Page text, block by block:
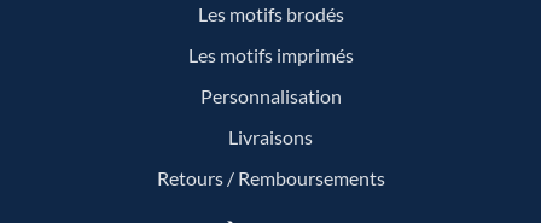
Les motifs brodés
Les motifs imprimés
Personnalisation
Livraisons
Retours / Remboursements